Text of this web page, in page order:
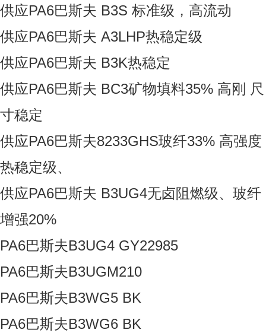
供应PA6巴斯夫 B3S 标准级，高流动
供应PA6巴斯夫 A3LHP热稳定级
供应PA6巴斯夫 B3K热稳定
供应PA6巴斯夫 BC3矿物填料35% 高刚 尺
寸稳定
供应PA6巴斯夫8233GHS玻纤33% 高强度
热稳定级、
供应PA6巴斯夫 B3UG4无卤阻燃级、玻纤
增强20%
PA6巴斯夫B3UG4 GY22985
PA6巴斯夫B3UGM210
PA6巴斯夫B3WG5 BK
PA6巴斯夫B3WG6 BK